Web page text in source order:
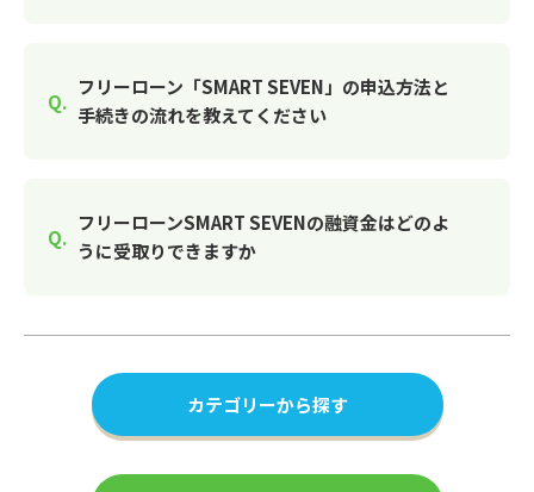
フリーローン「SMART SEVEN」の申込方法と
手続きの流れを教えてください
フリーローンSMART SEVENの融資金はどのよ
うに受取りできますか
カテゴリーから探す